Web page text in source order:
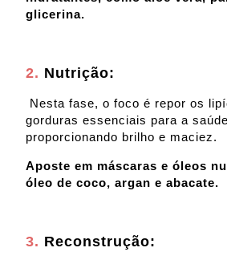
glicerina.
2. Nutrição:
Nesta fase, o foco é repor os
gorduras essenciais para a
proporcionando brilho e maciez.
Aposte em máscaras e óleos
óleo de coco, argan e abacate.
3. Reconstrução: